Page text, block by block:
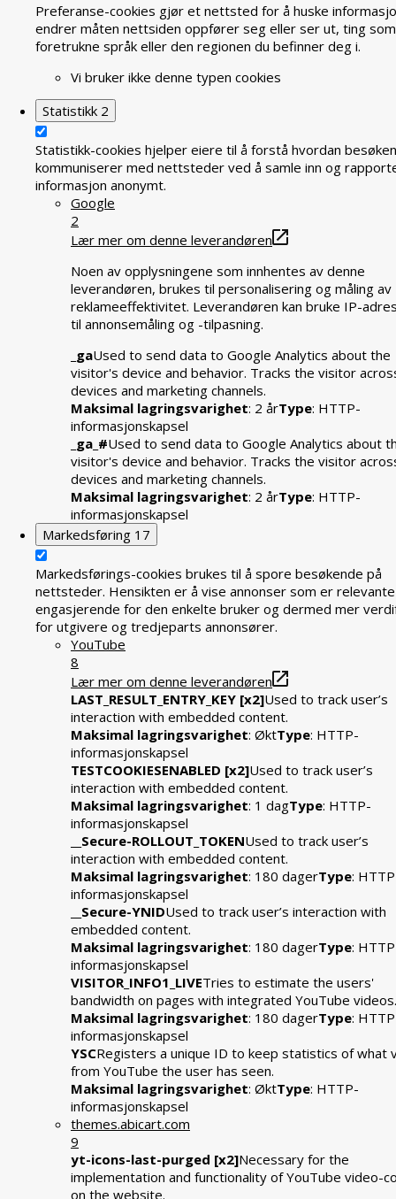
Preferanse-cookies gjør et nettsted for å huske
endrer måten nettsiden oppfører seg eller ser ut, ting
foretrukne språk eller den regionen du befinner deg i.
Vi bruker ikke denne typen cookies
Statistikk 2
Statistikk-cookies hjelper eiere til å forstå hvordan
kommuniserer med nettsteder ved å samle inn og
informasjon anonymt.
Google
2
Lær mer om denne leverandøren
Noen av opplysningene som innhentes av denne
leverandøren, brukes til personalisering og måling av
reklameeffektivitet. Leverandøren kan bruke IP-
til annonsemåling og -tilpasning.
_gaUsed to send data to Google Analytics about the
visitor's device and behavior. Tracks the visitor
devices and marketing channels.
Maksimal lagringsvarighet: 2 årType: HTTP-
informasjonskapsel
_ga_#Used to send data to Google Analytics about
visitor's device and behavior. Tracks the visitor
devices and marketing channels.
Maksimal lagringsvarighet: 2 årType: HTTP-
informasjonskapsel
Markedsføring 17
Markedsførings-cookies brukes til å spore besøkende på
nettsteder. Hensikten er å vise annonser som er
engasjerende for den enkelte bruker og dermed mer
for utgivere og tredjeparts annonsører.
YouTube
8
Lær mer om denne leverandøren
LAST_RESULT_ENTRY_KEY [x2]Used to track user’s
interaction with embedded content.
Maksimal lagringsvarighet: ØktType: HTTP-
informasjonskapsel
TESTCOOKIESENABLED [x2]Used to track user’s
interaction with embedded content.
Maksimal lagringsvarighet: 1 dagType: HTTP-
informasjonskapsel
__Secure-ROLLOUT_TOKENUsed to track user’s
interaction with embedded content.
Maksimal lagringsvarighet: 180 dagerType:
informasjonskapsel
__Secure-YNIDUsed to track user’s interaction with
embedded content.
Maksimal lagringsvarighet: 180 dagerType:
informasjonskapsel
VISITOR_INFO1_LIVETries to estimate the users'
bandwidth on pages with integrated YouTube videos.
Maksimal lagringsvarighet: 180 dagerType:
informasjonskapsel
YSCRegisters a unique ID to keep statistics of what
from YouTube the user has seen.
Maksimal lagringsvarighet: ØktType: HTTP-
informasjonskapsel
themes.abicart.com
9
yt-icons-last-purged [x2]Necessary for the
implementation and functionality of YouTube video-
on the website.